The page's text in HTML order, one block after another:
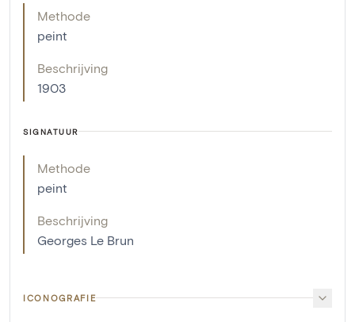
Methode
peint
Beschrijving
1903
SIGNATUUR
Methode
peint
Beschrijving
Georges Le Brun
ICONOGRAFIE